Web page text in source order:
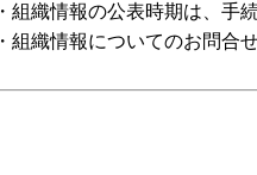
・組織情報の公表時期は、手
・組織情報についてのお問合